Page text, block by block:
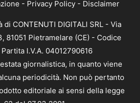
- Privacy Policy - Disclaimer
CONTENUTI DIGITALI SRL - Via
81051 Pietramelare (CE) - Codice
I.V.A. 04012790616
giornalistica, in quanto viene
periodicità. Non può pertanto
editoriale ai sensi della legge